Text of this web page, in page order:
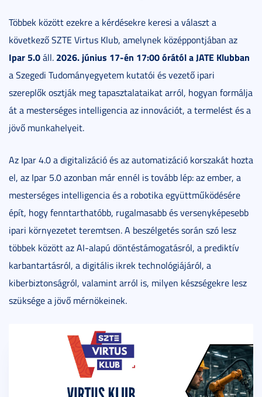
Többek között ezekre a kérdésekre keresi a választ a
következő SZTE Virtus Klub, amelynek középpontjában az
Ipar 5.0áll. 2026. június 17-én 17:00 órától a JATE Klubban
a Szegedi Tudományegyetem kutatói és vezető ipari
szereplők osztják meg tapasztalataikat arról, hogyan formálja
át a mesterséges intelligencia az innovációt, a termelést és a
jövő munkahelyeit.
Az Ipar 4.0 a digitalizáció és az automatizáció korszakát hozta
el, az Ipar 5.0 azonban már ennél is tovább lép: az ember, a
mesterséges intelligencia és a robotika együttműködésére
épít, hogy fenntarthatóbb, rugalmasabb és versenyképesebb
ipari környezetet teremtsen. A beszélgetés során szó lesz
többek között az AI-alapú döntéstámogatásról, a prediktív
karbantartásról, a digitális ikrek technológiájáról, a
kiberbiztonságról, valamint arról is, milyen készségekre lesz
szüksége a jövő mérnökeinek.